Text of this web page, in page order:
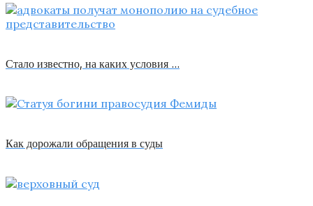
Стало известно, на каких условия …
Как дорожали обращения в суды